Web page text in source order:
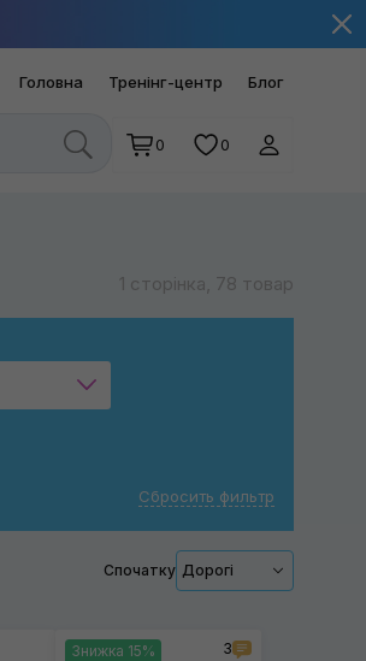
Головна Тренінг-центр Блог
0 0
1 сторінка, 78 товар
Сбросить фильтр
Спочатку Дорогі
Знижка 15% 3